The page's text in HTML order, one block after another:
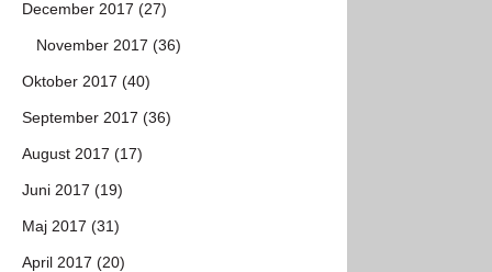
December 2017 (27)
November 2017 (36)
Oktober 2017 (40)
September 2017 (36)
August 2017 (17)
Juni 2017 (19)
Maj 2017 (31)
April 2017 (20)